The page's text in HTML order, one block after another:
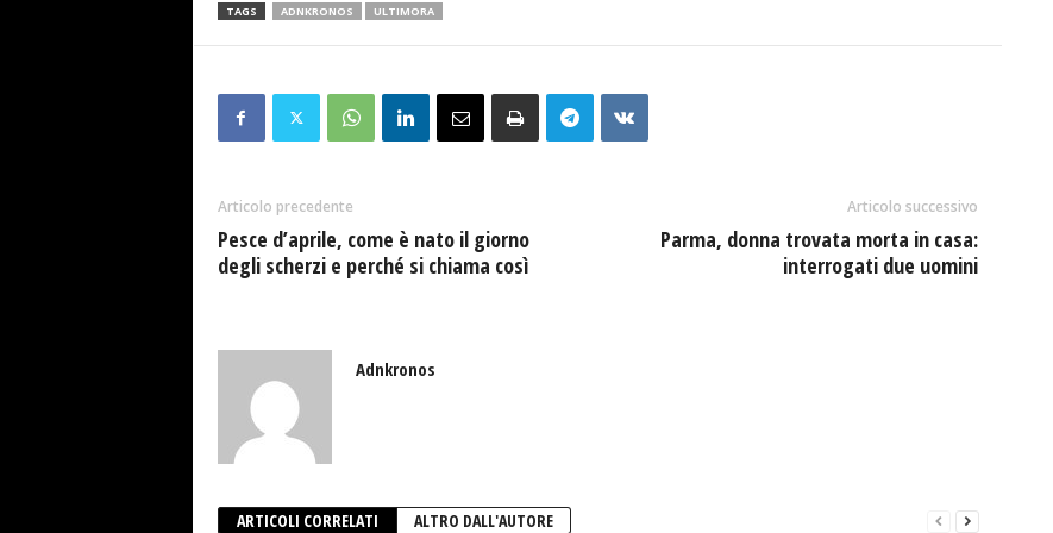
TAGS ADNKRONOS ULTIMORA
Articolo precedente
Pesce d’aprile, come è nato il giorno
degli scherzi e perché si chiama così
Articolo successivo
Parma, donna trovata morta in casa:
interrogati due uomini
Adnkronos
ARTICOLI CORRELATI ALTRO DALL'AUTORE